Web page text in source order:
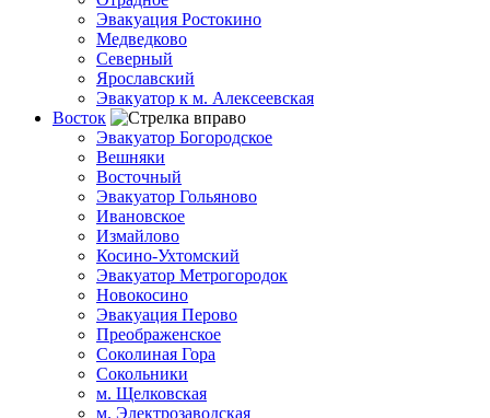
Эвакуация Ростокино
Медведково
Северный
Ярославский
Эвакуатор к м. Алексеевская
Восток
Эвакуатор Богородское
Вешняки
Восточный
Эвакуатор Гольяново
Ивановское
Измайлово
Косино-Ухтомский
Эвакуатор Метрогородок
Новокосино
Эвакуация Перово
Преображенское
Соколиная Гора
Сокольники
м. Щелковская
м. Электрозаводская